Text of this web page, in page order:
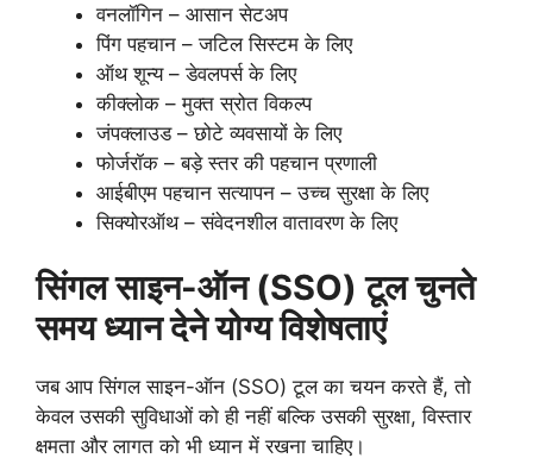
वनलॉगिन – आसान सेटअप
पिंग पहचान – जटिल सिस्टम के लिए
ऑथ शून्य – डेवलपर्स के लिए
कीक्लोक – मुक्त स्रोत विकल्प
जंपक्लाउड – छोटे व्यवसायों के लिए
फोर्जरॉक – बड़े स्तर की पहचान प्रणाली
आईबीएम पहचान सत्यापन – उच्च सुरक्षा के लिए
सिक्योरऑथ – संवेदनशील वातावरण के लिए
सिंगल साइन-ऑन (SSO) टूल चुनते
समय ध्यान देने योग्य विशेषताएं
जब आप सिंगल साइन-ऑन (SSO) टूल का चयन करते हैं, तो
केवल उसकी सुविधाओं को ही नहीं बल्कि उसकी सुरक्षा, विस्तार
क्षमता और लागत को भी ध्यान में रखना चाहिए।